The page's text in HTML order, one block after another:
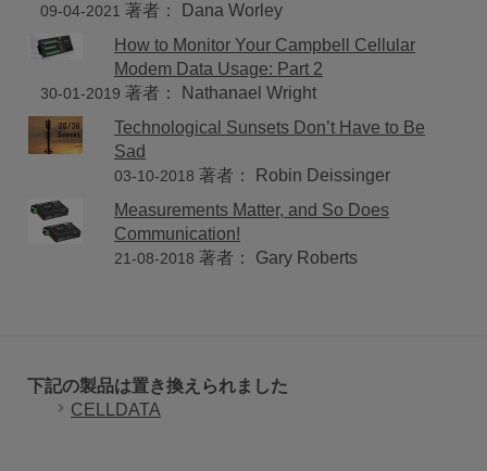
09-04-2021 著者： Dana Worley
How to Monitor Your Campbell Cellular
Modem Data Usage: Part 2
30-01-2019 著者： Nathanael Wright
Technological Sunsets Don’t Have to Be
Sad
03-10-2018 著者： Robin Deissinger
Measurements Matter, and So Does
Communication!
21-08-2018 著者： Gary Roberts
下記の製品は置き換えられました
CELLDATA